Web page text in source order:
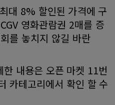
대 8% 할인된 가격에 구
영화관람권 2매를 증
를 놓치지 않길 바란
내용은 오픈 마켓 11번
카테고리에서 확인 할 수